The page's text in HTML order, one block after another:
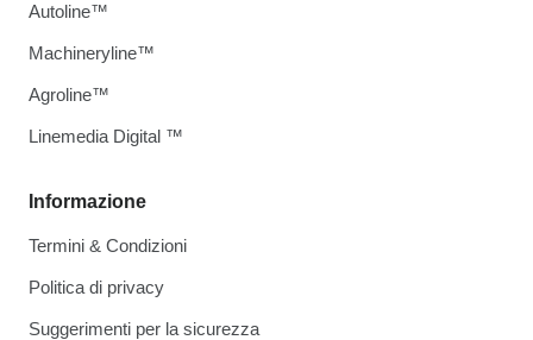
Informazione
Termini & Condizioni
Politica di privacy
Suggerimenti per la sicurezza
Autoline™
Machineryline™
Agroline™
Linemedia Digital ™